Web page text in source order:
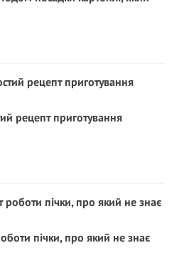
рецепт приготування
пічки, про який не знає